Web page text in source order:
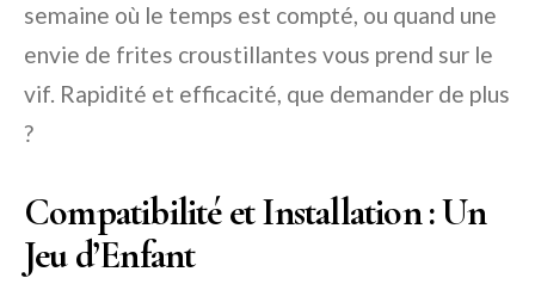
semaine où le temps est compté, ou quand une
envie de frites croustillantes vous prend sur le
vif. Rapidité et efficacité, que demander de plus
?
Compatibilité et Installation : Un
Jeu d’Enfant